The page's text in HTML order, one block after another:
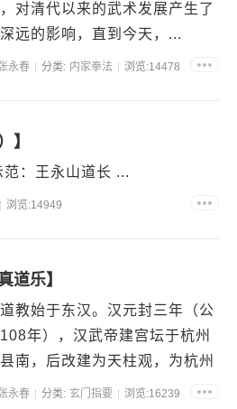
对清代以来的武术发展产生了
远的影响，直到今天，...
永春 分类: 内家拳法 浏览:14478
】
：王永山道长 ...
浏览:14949
道乐】
教始于东汉。汉元封三年（公
年），汉武帝建宫坛于杭州
南，后改建为天柱观，为杭州
宫观。到了东晋时候，丹阳句
永春 分类: 玄门指要 浏览:16239